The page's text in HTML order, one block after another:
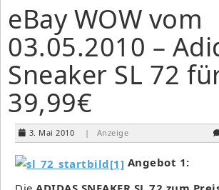
eBay WOW vom
03.05.2010 –
Sneaker SL 72
39,99€
3. Mai 2010 | Anzeige
Angebot 1: